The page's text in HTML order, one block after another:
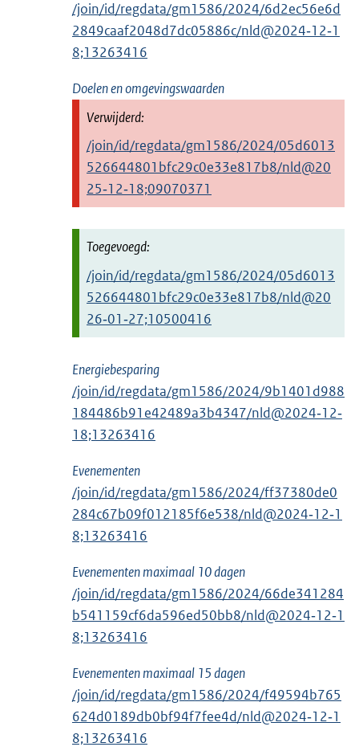
/join/id/regdata/gm1586/2024/6d2ec56e6d
2849caaf2048d7dc05886c/nld@2024‑12‑1
8;13263416
Doelen en omgevingswaarden
/join/id/regdata/gm1586/2024/05d6013
526644801bfc29c0e33e817b8/nld@20
25‑12‑18;09070371
/join/id/regdata/gm1586/2024/05d6013
526644801bfc29c0e33e817b8/nld@20
26‑01‑27;10500416
Energiebesparing
/join/id/regdata/gm1586/2024/9b1401d988
184486b91e42489a3b4347/nld@2024‑12‑
18;13263416
Evenementen
/join/id/regdata/gm1586/2024/ff37380de0
284c67b09f012185f6e538/nld@2024‑12‑1
8;13263416
Evenementen maximaal 10 dagen
/join/id/regdata/gm1586/2024/66de341284
b541159cf6da596ed50bb8/nld@2024‑12‑1
8;13263416
Evenementen maximaal 15 dagen
/join/id/regdata/gm1586/2024/f49594b765
624d0189db0bf94f7fee4d/nld@2024‑12‑1
8;13263416